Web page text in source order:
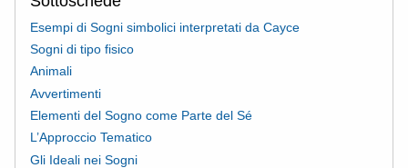
Esempi di Sogni simbolici interpretati da Cayce
Sogni di tipo fisico
Animali
Avvertimenti
Elementi del Sogno come Parte del Sé
L’Approccio Tematico
Gli Ideali nei Sogni